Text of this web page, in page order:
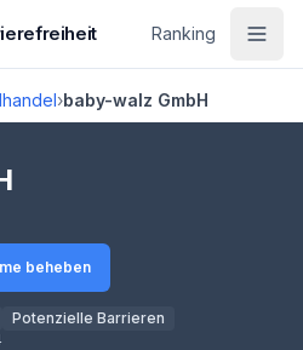
Ranking
›baby-walz GmbH
beheben
Potenzielle Barrieren